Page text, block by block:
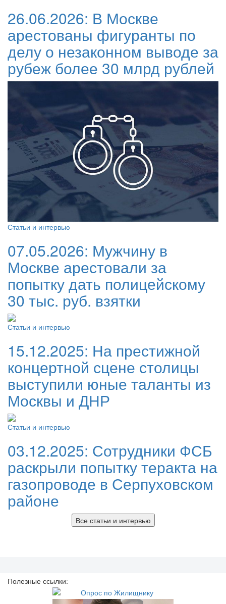
26.06.2026: В Москве
арестованы фигуранты по
делу о незаконном выводе за
рубеж более 30 млрд рублей
Статьи и интервью
07.05.2026: Мужчину в
Москве арестовали за
попытку дать полицейскому
30 тыс. руб. взятки
Статьи и интервью
15.12.2025: На престижной
концертной сцене столицы
выступили юные таланты из
Москвы и ДНР
Статьи и интервью
03.12.2025: Сотрудники ФСБ
раскрыли попытку теракта на
газопроводе в Серпуховском
районе
Все статьи и интервью
Полезные ссылки: